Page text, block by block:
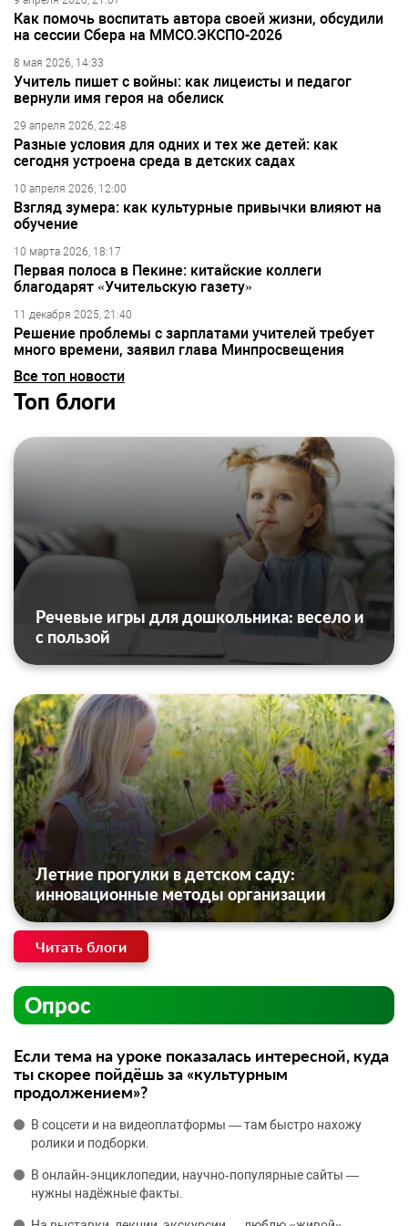
Как помочь воспитать автора своей жизни, обсудили
на сессии Сбера на ММСО.ЭКСПО-2026
8 мая 2026, 14:33
Учитель пишет с войны: как лицеисты и педагог
вернули имя героя на обелиск
29 апреля 2026, 22:48
Разные условия для одних и тех же детей: как
сегодня устроена среда в детских садах
10 апреля 2026, 12:00
Взгляд зумера: как культурные привычки влияют на
обучение
10 марта 2026, 18:17
Первая полоса в Пекине: китайские коллеги
благодарят «Учительскую газету»
11 декабря 2025, 21:40
Решение проблемы с зарплатами учителей требует
много времени, заявил глава Минпросвещения
Все топ новости
Топ блоги
Речевые игры для дошкольника: весело и
с пользой
Летние прогулки в детском саду:
инновационные методы организации
Читать блоги
Опрос
Если тема на уроке показалась интересной, куда
ты скорее пойдёшь за «культурным
продолжением»?
В соцсети и на видеоплатформы — там быстро нахожу
ролики и подборки.
В онлайн‑энциклопедии, научно‑популярные сайты —
нужны надёжные факты.